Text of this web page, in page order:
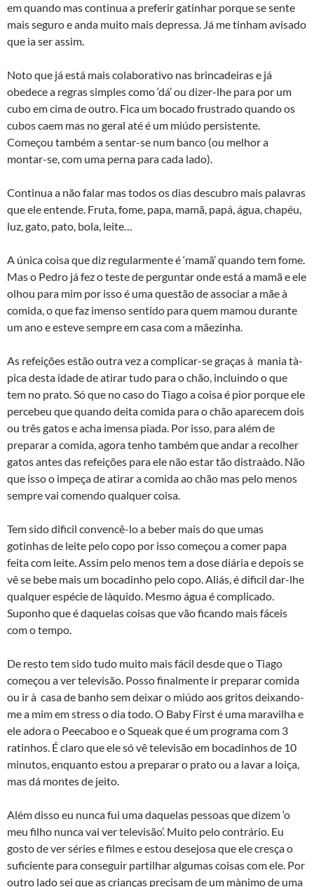
em quando mas continua a preferir gatinhar porque se sente
mais seguro e anda muito mais depressa. Já me tinham avisado
que ia ser assim.
Noto que já está mais colaborativo nas brincadeiras e já
obedece a regras simples como ‘dá’ ou dizer-lhe para por um
cubo em cima de outro. Fica um bocado frustrado quando os
cubos caem mas no geral até é um miúdo persistente.
Começou também a sentar-se num banco (ou melhor a
montar-se, com uma perna para cada lado).
Continua a não falar mas todos os dias descubro mais palavras
que ele entende. Fruta, fome, papa, mamã, papá, água, chapéu,
luz, gato, pato, bola, leite…
A única coisa que diz regularmente é ‘mamã’ quando tem fome.
Mas o Pedro já fez o teste de perguntar onde está a mamã e ele
olhou para mim por isso é uma questão de associar a mãe à
comida, o que faz imenso sentido para quem mamou durante
um ano e esteve sempre em casa com a mãezinha.
As refeições estão outra vez a complicar-se graças à mania tà­
pica desta idade de atirar tudo para o chão, incluindo o que
tem no prato. Só que no caso do Tiago a coisa é pior porque ele
percebeu que quando deita comida para o chão aparecem dois
ou três gatos e acha imensa piada. Por isso, para além de
preparar a comida, agora tenho também que andar a recolher
gatos antes das refeições para ele não estar tão distraà­do. Não
que isso o impeça de atirar a comida ao chão mas pelo menos
sempre vai comendo qualquer coisa.
Tem sido dificil convencê-lo a beber mais do que umas
gotinhas de leite pelo copo por isso começou a comer papa
feita com leite. Assim pelo menos tem a dose diária e depois se
vê se bebe mais um bocadinho pelo copo. Aliás, é dificil dar-lhe
qualquer espécie de là­quido. Mesmo água é complicado.
Suponho que é daquelas coisas que vão ficando mais fáceis
com o tempo.
De resto tem sido tudo muito mais fácil desde que o Tiago
começou a ver televisão. Posso finalmente ir preparar comida
ou ir à casa de banho sem deixar o miúdo aos gritos deixando-
me a mim em stress o dia todo. O Baby First é uma maravilha e
ele adora o Peecaboo e o Squeak que é um programa com 3
ratinhos. É claro que ele só vê televisão em bocadinhos de 10
minutos, enquanto estou a preparar o prato ou a lavar a loiça,
mas dá montes de jeito.
Além disso eu nunca fui uma daquelas pessoas que dizem ‘o
meu filho nunca vai ver televisão’. Muito pelo contrário. Eu
gosto de ver séries e filmes e estou desejosa que ele cresça o
suficiente para conseguir partilhar algumas coisas com ele. Por
outro lado sei que as crianças precisam de um mà­nimo de uma